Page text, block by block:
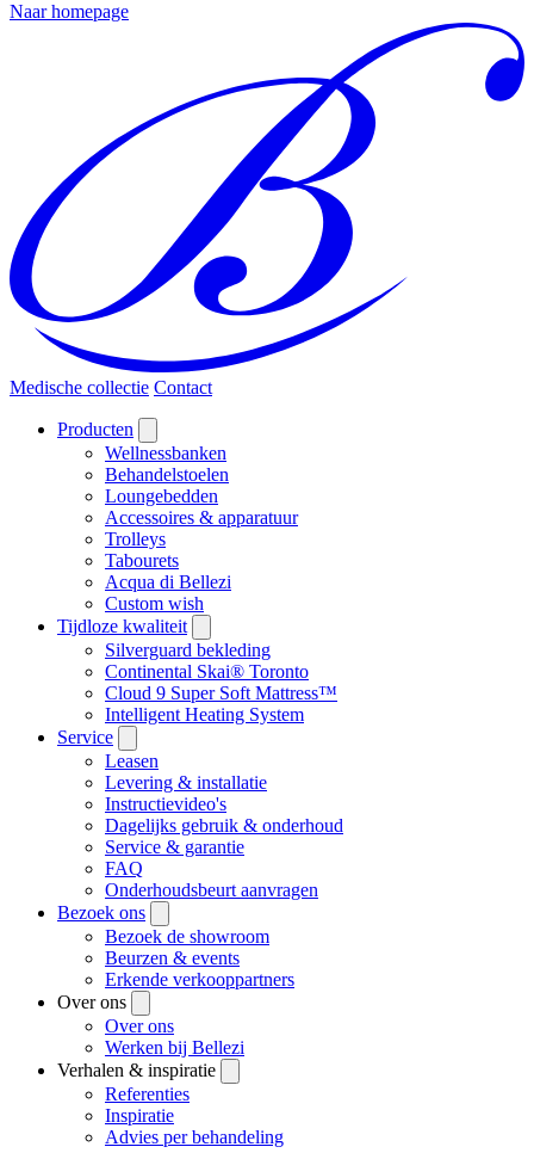
Naar homepage
Medische collectie Contact
Producten
Wellnessbanken
Behandelstoelen
Loungebedden
Accessoires & apparatuur
Trolleys
Tabourets
Acqua di Bellezi
Custom wish
Tijdloze kwaliteit
Silverguard bekleding
Continental Skai® Toronto
Cloud 9 Super Soft Mattress™
Intelligent Heating System
Service
Leasen
Levering & installatie
Instructievideo's
Dagelijks gebruik & onderhoud
Service & garantie
FAQ
Onderhoudsbeurt aanvragen
Bezoek ons
Bezoek de showroom
Beurzen & events
Erkende verkooppartners
Over ons
Over ons
Werken bij Bellezi
Verhalen & inspiratie
Referenties
Inspiratie
Advies per behandeling